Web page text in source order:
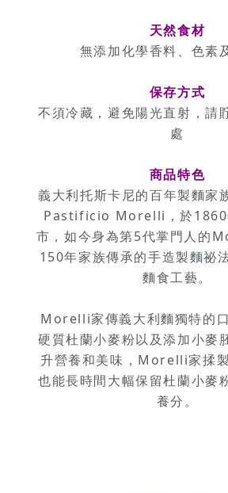
天然食材
無添加化學香料、色素
保存方式
不須冷藏，避免陽光直射，請
處
商品特色
義大利托斯卡尼的百年製麵家
Pastificio Morelli，於1860
市，如今身為第5代掌門人的
150年家族傳承的手造製麵祕
麵食工藝。
Morelli家傳義大利麵獨特的
硬質杜蘭小麥粉以及添加小麥
升營養和美味，Morelli家揉製
也能長時間大幅保留杜蘭小麥
養分。